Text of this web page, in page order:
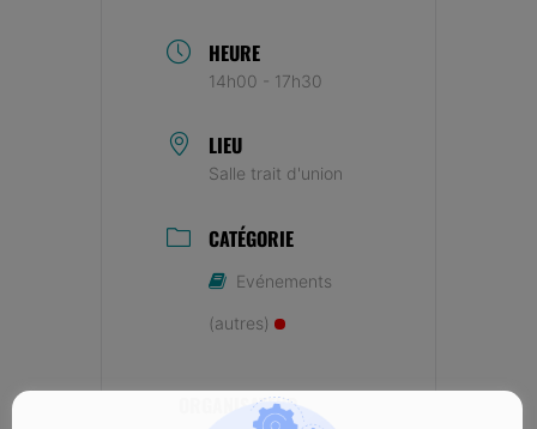
HEURE
14h00 - 17h30
LIEU
Salle trait d'union
CATÉGORIE
Evénements
(autres)
ORGANISATEUR